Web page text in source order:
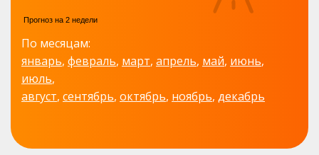
По месяцам:
январь, февраль, март, апрель, май, июнь,
июль,
август, сентябрь, октябрь, ноябрь, декабрь